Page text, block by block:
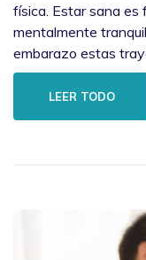
física. Estar sana es
mentalmente
embarazo estas
LEER TODO